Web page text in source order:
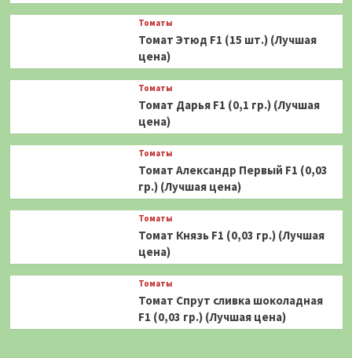
Томаты
Томат Этюд F1 (15 шт.) (Лучшая
цена)
Томаты
Томат Дарья F1 (0,1 гр.) (Лучшая
цена)
Томаты
Томат Александр Первый F1 (0,03
гр.) (Лучшая цена)
Томаты
Томат Князь F1 (0,03 гр.) (Лучшая
цена)
Томаты
Томат Спрут сливка шоколадная
F1 (0,03 гр.) (Лучшая цена)